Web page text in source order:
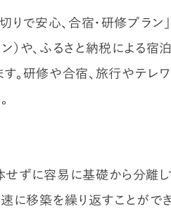
りで安心、合宿・研修プラ
）や、ふるさと納税による宿
。研修や合宿、旅行やテレ
ずに容易に基礎から分離し
速に移築を繰り返すことが